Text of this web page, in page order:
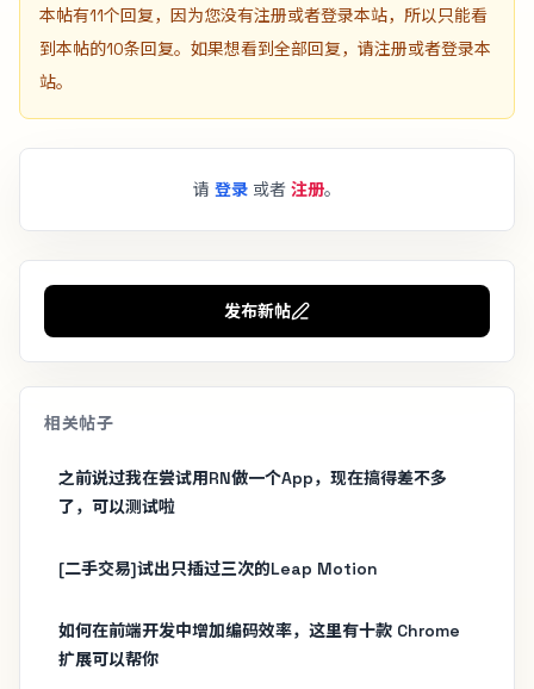
本帖有11个回复，因为您没有注册或者登录本站，所以只能看
到本帖的10条回复。如果想看到全部回复，请注册或者登录本
站。
请 登录 或者 注册。
发布新帖
相关帖子
之前说过我在尝试用RN做一个App，现在搞得差不多
了，可以测试啦
[二手交易]试出只插过三次的Leap Motion
如何在前端开发中增加编码效率，这里有十款 Chrome
扩展可以帮你